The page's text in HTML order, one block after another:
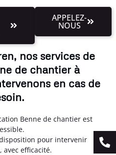
APPELEZ-
NOUS
nos services de
de chantier à
en cas de
Benne de chantier est
pour intervenir
avec efficacité.